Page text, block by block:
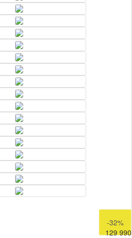
191 980
-32%
129 990